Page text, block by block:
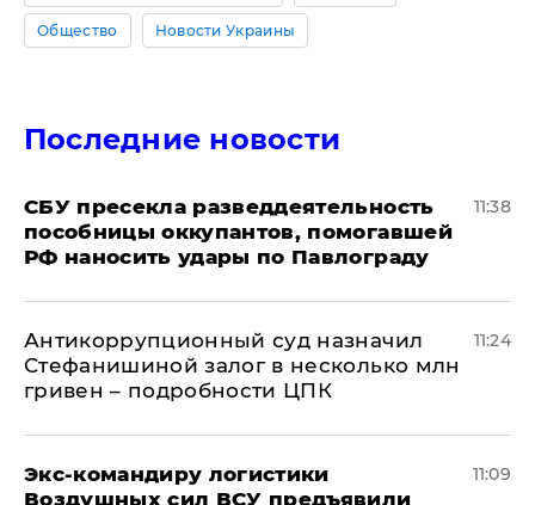
Общество Новости Украины
Последние новости
СБУ пресекла разведдеятельность
пособницы оккупантов, помогавшей
РФ наносить удары по Павлограду
11:38
Антикоррупционный суд назначил
Стефанишиной залог в несколько млн
гривен – подробности ЦПК
11:24
Экс-командиру логистики
Воздушных сил ВСУ предъявили
11:09